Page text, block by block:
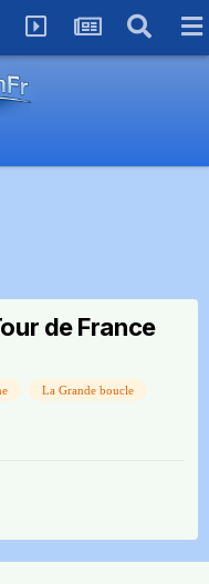
de France
La Grande boucle